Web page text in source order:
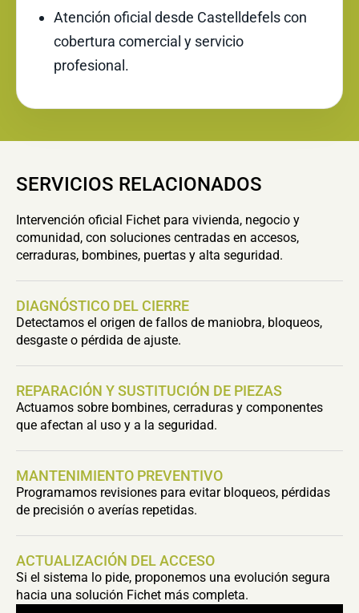
Atención oficial desde Castelldefels con
cobertura comercial y servicio
profesional.
SERVICIOS RELACIONADOS
Intervención oficial Fichet para vivienda, negocio y
comunidad, con soluciones centradas en accesos,
cerraduras, bombines, puertas y alta seguridad.
DIAGNÓSTICO DEL CIERRE
Detectamos el origen de fallos de maniobra, bloqueos,
desgaste o pérdida de ajuste.
REPARACIÓN Y SUSTITUCIÓN DE PIEZAS
Actuamos sobre bombines, cerraduras y componentes
que afectan al uso y a la seguridad.
MANTENIMIENTO PREVENTIVO
Programamos revisiones para evitar bloqueos, pérdidas
de precisión o averías repetidas.
ACTUALIZACIÓN DEL ACCESO
Si el sistema lo pide, proponemos una evolución segura
hacia una solución Fichet más completa.